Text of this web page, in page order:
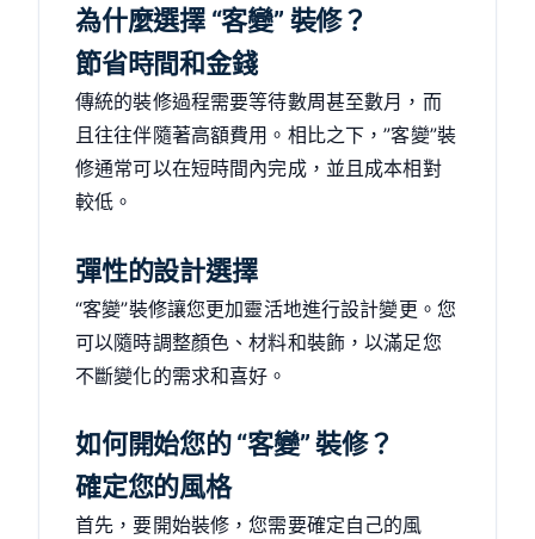
為什麼選擇 “客變” 裝修？
節省時間和金錢
傳統的裝修過程需要等待數周甚至數月，而
且往往伴隨著高額費用。相比之下，”客變”裝
修通常可以在短時間內完成，並且成本相對
較低。
彈性的設計選擇
“客變”裝修讓您更加靈活地進行設計變更。您
可以隨時調整顏色、材料和裝飾，以滿足您
不斷變化的需求和喜好。
如何開始您的 “客變” 裝修？
確定您的風格
首先，要開始裝修，您需要確定自己的風